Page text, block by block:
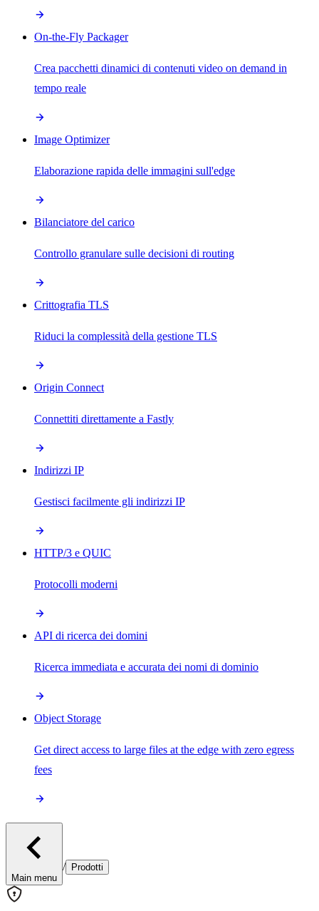
On-the-Fly Packager
Crea pacchetti dinamici di contenuti video on demand in
tempo reale
Image Optimizer
Elaborazione rapida delle immagini sull'edge
Bilanciatore del carico
Controllo granulare sulle decisioni di routing
Crittografia TLS
Riduci la complessità della gestione TLS
Origin Connect
Connettiti direttamente a Fastly
Indirizzi IP
Gestisci facilmente gli indirizzi IP
HTTP/3 e QUIC
Protocolli moderni
API di ricerca dei domini
Ricerca immediata e accurata dei nomi di dominio
Object Storage
Get direct access to large files at the edge with zero egress
fees
Main menu
/ Prodotti